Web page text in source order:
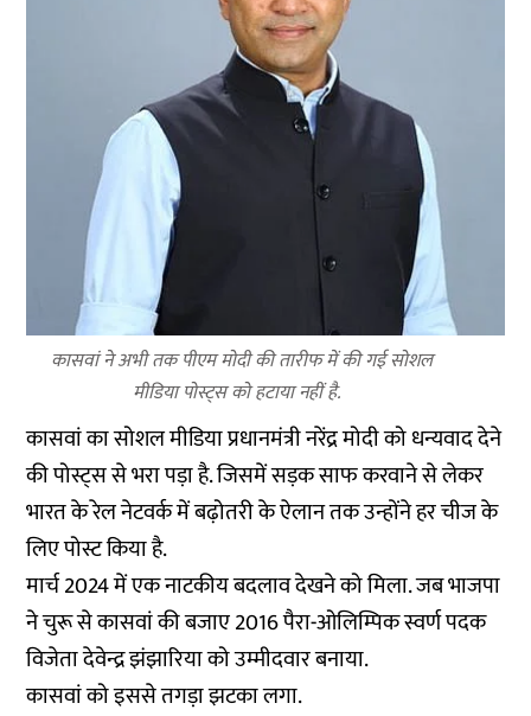
कासवां ने अभी तक पीएम मोदी की तारीफ में की गई सोशल
मीडिया पोस्ट्स को हटाया नहीं है.
कासवां का सोशल मीडिया प्रधानमंत्री नरेंद्र मोदी को धन्यवाद देने
की पोस्ट्स से भरा पड़ा है. जिसमें सड़क साफ करवाने से लेकर
भारत के रेल नेटवर्क में बढ़ोतरी के ऐलान तक उन्होंने हर चीज के
लिए पोस्ट किया है.
मार्च 2024 में एक नाटकीय बदलाव देखने को मिला. जब भाजपा
ने चुरू से कासवां की बजाए 2016 पैरा-ओलिम्पिक स्वर्ण पदक
विजेता देवेन्द्र झंझारिया को उम्मीदवार बनाया.
कासवां को इससे तगड़ा झटका लगा.